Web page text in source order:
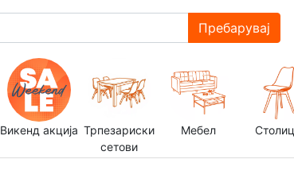
Пребарувај
Викенд акција Трпезариски
сетови
Мебел